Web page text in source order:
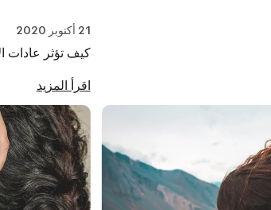
21 أكتوبر 2020
كيف تؤثر عادات
اقرأ المزيد